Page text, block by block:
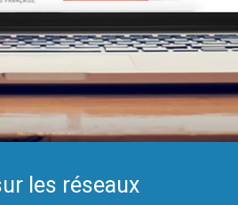
les réseaux